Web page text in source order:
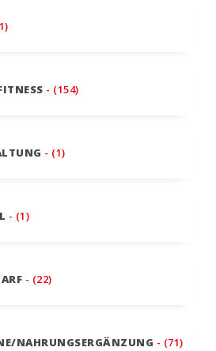
- (154)
- (1)
- (1)
- (22)
NAHRUNGSERGÄNZUNG - (71)